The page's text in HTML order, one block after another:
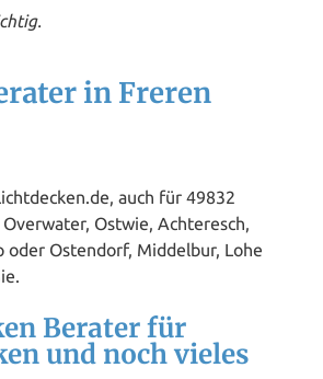
in Freren
auch für 49832
Ostwie, Achteresch,
oder Ostendorf, Middelbur, Lohe
Berater für
und noch vieles